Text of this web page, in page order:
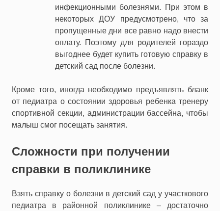
инфекционными болезнями. При этом в
некоторых ДОУ предусмотрено, что за
пропущенные дни все равно надо внести
оплату. Поэтому для родителей гораздо
выгоднее будет купить готовую справку в
детский сад после болезни.
Кроме того, иногда необходимо предъявлять бланк
от педиатра о состоянии здоровья ребенка тренеру
спортивной секции, администрации бассейна, чтобы
малыш смог посещать занятия.
Сложности при получении
справки в поликлинике
Взять справку о болезни в детский сад у участкового
педиатра в районной поликлинике – достаточно